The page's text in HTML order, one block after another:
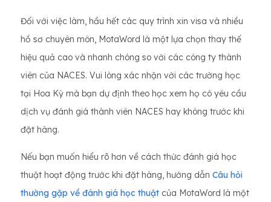
Đối với việc làm, hầu hết các quy trình xin visa và nhiều
hồ sơ chuyên môn, MotaWord là một lựa chọn thay thế
hiệu quả cao và nhanh chóng so với các công ty thành
viên của NACES. Vui lòng xác nhận với các trường học
tại Hoa Kỳ mà bạn dự định theo học xem họ có yêu cầu
dịch vụ đánh giá thành viên NACES hay không trước khi
đặt hàng.
Nếu bạn muốn hiểu rõ hơn về cách thức đánh giá học
thuật hoạt động trước khi đặt hàng, hướng dẫn Câu hỏi
thường gặp về đánh giá học thuật của MotaWord là một